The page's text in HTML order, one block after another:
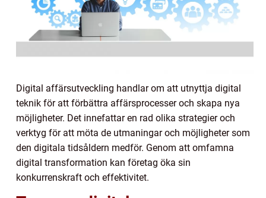
Digital affärsutveckling handlar om att utnyttja digital
teknik för att förbättra affärsprocesser och skapa nya
möjligheter. Det innefattar en rad olika strategier och
verktyg för att möta de utmaningar och möjligheter som
den digitala tidsåldern medför. Genom att omfamna
digital transformation kan företag öka sin
konkurrenskraft och effektivitet.